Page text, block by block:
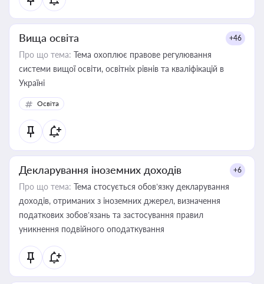
Вища освіта +46
Про що тема: Тема охоплює правове регулювання
системи вищої освіти, освітніх рівнів та кваліфікацій в
Україні
Освіта
Декларування іноземних доходів +6
Про що тема: Тема стосується обов’язку декларування
доходів, отриманих з іноземних джерел, визначення
податкових зобов’язань та застосування правил
уникнення подвійного оподаткування